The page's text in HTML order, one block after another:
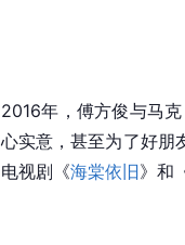
2016年，傅方俊与马克
心实意，甚至为了好朋
电视剧《海棠依旧》和